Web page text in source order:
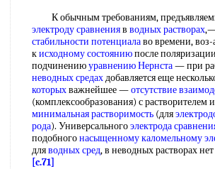
К обычным требованиям,
электроду сравненияв водных растворах
стабильности потенциалаво времени,
кисходному состояниюпосле
подчинениюуравнению Нернста— при
неводных средахдобавляется еще
которыхважнейшее —отсутствие
(комплексообразования) с растворителем и
минимальная растворимость (для
рода). Универсальногоэлектрода
подобногонасыщенному каломельному
дляводных сред, в неводных растворах
[c.71]